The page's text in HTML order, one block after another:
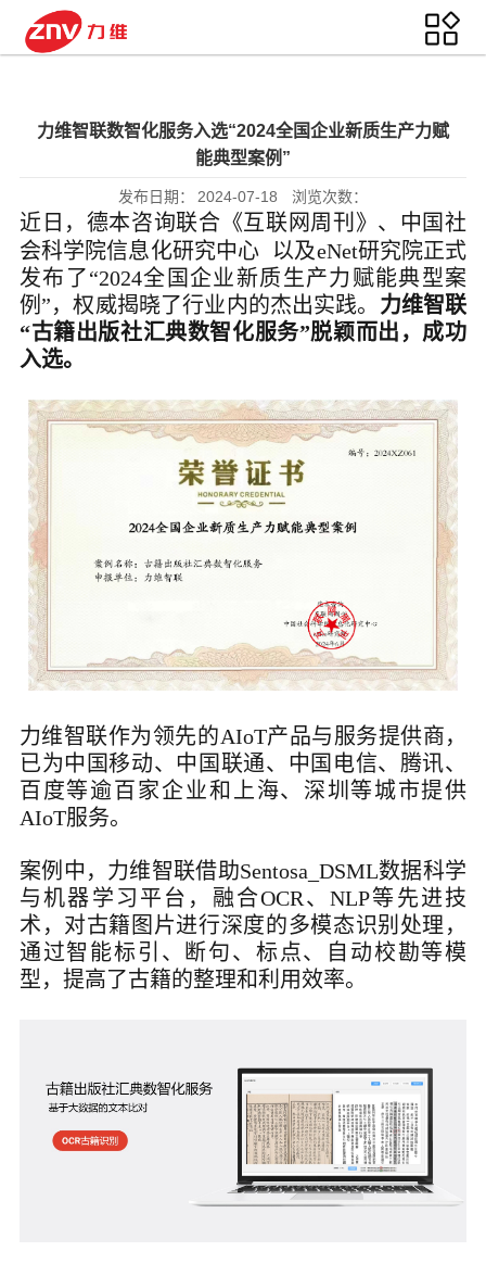
力维智联数智化服务入选“2024全国企业新质生产力赋
能典型案例”
发布日期： 2024-07-18 浏览次数：
近日，德本咨询联合《互联网周刊》、 中国社
会科学院信息化研究中心
以及eNet研究院正式
发布了“2024全国企业新质生产力赋能典型案
例”，权威揭晓了行业内的杰出实践。 力维智联
“古籍出版社汇典数智化服务”脱颖而出，成功
入选。
力维智联作为领先的AIoT产品与服务提供商，
已为中国移动、中国联通、中国电信、腾讯、
百度等逾百家企业和
上海、深圳等城市提供
AIoT服务。
案例中，力维智联借助Sentosa_DSML数据科学
与机器学习平台，融合OCR、NLP等先进技
术，对古籍图片进行深度的多模态识别处理，
通过智能标引、断句、标点、自动校勘等模
型，提高了古籍的整理和利用效率。